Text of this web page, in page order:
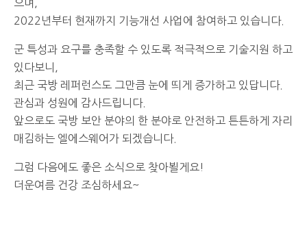
으며,
2022년부터 현재까지 기능개선 사업에 참여하고 있습니다.
군 특성과 요구를 충족할 수 있도록 적극적으로 기술지원 하고
있다보니,
최근 국방 레퍼런스도 그만큼 눈에 띄게 증가하고 있답니다.
관심과 성원에 감사드립니다.
앞으로도 국방 보안 분야의 한 분야로 안전하고 튼튼하게 자리
매김하는 엘에스웨어가 되겠습니다.
그럼 다음에도 좋은 소식으로 찾아뵐게요!
더운여름 건강 조심하세요~